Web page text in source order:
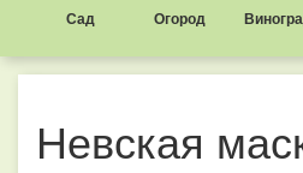
Сад Огород
Невская